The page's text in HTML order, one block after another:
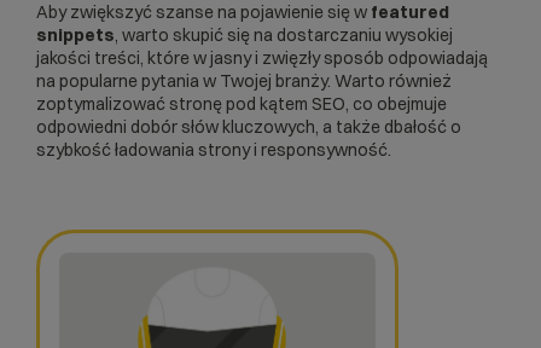
Aby zwiększyć szanse na pojawienie się w featured
snippets, warto skupić się na dostarczaniu wysokiej
jakości treści, które w jasny i zwięzły sposób odpowiadają
na popularne pytania w Twojej branży. Warto również
zoptymalizować stronę pod kątem SEO, co obejmuje
odpowiedni dobór słów kluczowych, a także dbałość o
szybkość ładowania strony i responsywność.